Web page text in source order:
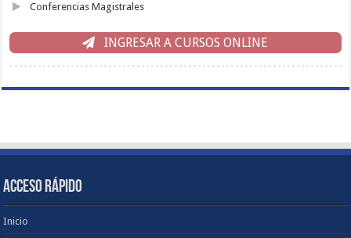
Conferencias Magistrales
INGRESAR A CURSOS ONLINE
ACCESO RÁPIDO
Inicio